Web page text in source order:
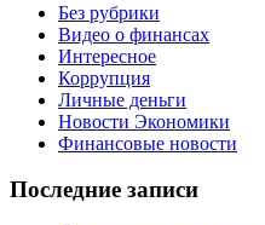
Без рубрики
Видео о финансах
Интересное
Коррупция
Личные деньги
Новости Экономики
Финансовые новости
Последние записи